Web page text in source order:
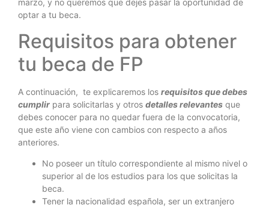
marzo, y no queremos que dejes pasar la oportunidad de
optar a tu beca.
Requisitos para obtener
tu beca de FP
A continuación, te explicaremos los requisitos que debes
cumplir para solicitarlas y otros detalles relevantes que
debes conocer para no quedar fuera de la convocatoria,
que este año viene con cambios con respecto a años
anteriores.
No poseer un título correspondiente al mismo nivel o
superior al de los estudios para los que solicitas la
beca.
Tener la nacionalidad española, ser un extranjero